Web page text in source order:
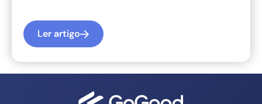
Ler artigo